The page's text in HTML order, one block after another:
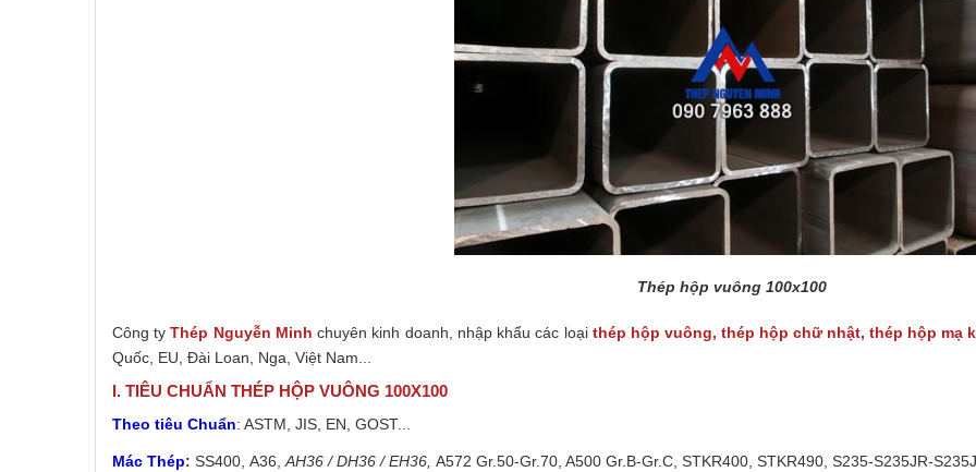
Thép hộp vuông 100x100
Công tyThép Nguyễn Minh chuyên kinh doanh, nhập khẩu các loại thép hộp vuông, thép hộp chữ nhật, thép hộp mạ
Quốc, EU, Đài Loan, Nga, Việt Nam...
I. TIÊU CHUẨN THÉP HỘP VUÔNG 100X100
Theo tiêu Chuẩn: ASTM, JIS, EN, GOST...
Mác Thép: SS400, A36, AH36 / DH36 / EH36, A572 Gr.50-Gr.70, A500 Gr.B-Gr.C, STKR400, STKR490, S235-S235JR-